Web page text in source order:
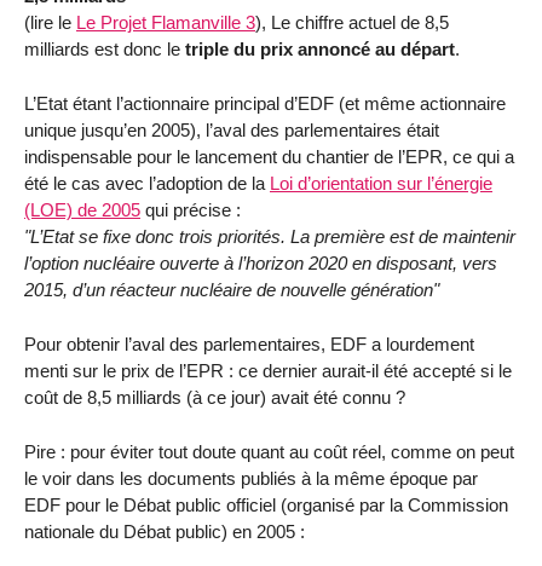
(lire le Le Projet Flamanville 3), Le chiffre actuel de 8,5
milliards est donc le triple du prix annoncé au départ.
L’Etat étant l’actionnaire principal d’EDF (et même actionnaire
unique jusqu’en 2005), l’aval des parlementaires était
indispensable pour le lancement du chantier de l’EPR, ce qui a
été le cas avec l’adoption de la Loi d’orientation sur l’énergie
(LOE) de 2005 qui précise :
"L’Etat se fixe donc trois priorités. La première est de maintenir
l’option nucléaire ouverte à l’horizon 2020 en disposant, vers
2015, d’un réacteur nucléaire de nouvelle génération"
Pour obtenir l’aval des parlementaires, EDF a lourdement
menti sur le prix de l’EPR : ce dernier aurait-il été accepté si le
coût de 8,5 milliards (à ce jour) avait été connu ?
Pire : pour éviter tout doute quant au coût réel, comme on peut
le voir dans les documents publiés à la même époque par
EDF pour le Débat public officiel (organisé par la Commission
nationale du Débat public) en 2005 :